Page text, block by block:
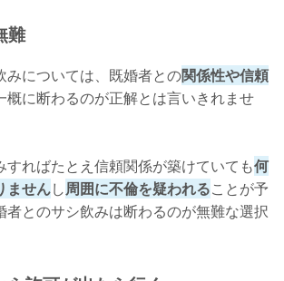
難
みについては、既婚者との関係性や信頼
概に断わるのが正解とは言いきれませ
すればたとえ信頼関係が築けていても何
ませんし周囲に不倫を疑われることが予
者とのサシ飲みは断わるのが無難な選択